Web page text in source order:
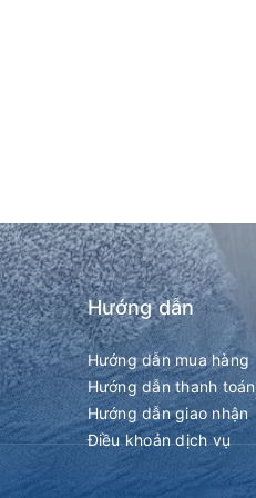
Hướng dẫn
Hướng dẫn mua hàng
Hướng dẫn thanh toán
Hướng dẫn giao nhận
Điều khoản dịch vụ